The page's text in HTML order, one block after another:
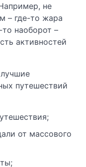
не
– где-то жара
наоборот –
активностей
путешествий
от массового